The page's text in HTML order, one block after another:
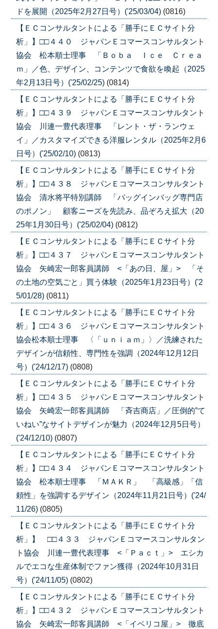
ドを展開（2025年2月27日号）('25/03/04) (0816)
【ＥＣコンサルタントによる「勝手にＥＣサイト分
析」】□□４４０ ジャパンＥコマースコンサルタント
協会 松本順士理事 「Ｂｏｂａ Ｉｃｅ Ｃｒｅａ
ｍ」／色、デザイン、コンテンツで食欲を喚起（2025
年2月13日号）('25/02/25) (0814)
【ＥＣコンサルタントによる「勝手にＥＣサイト分
析」】□□４３９ ジャパンＥコマースコンサルタント
協会 川連一豊代表理事 「レント・ザ・ランウェ
イ」／カスタマイズできる洋服レンタル（2025年2月6
日号）('25/02/10) (0813)
【ＥＣコンサルタントによる「勝手にＥＣサイト分
析」】□□４３８ ジャパンＥコマースコンサルタント
協会 清水将平特別講師 「バッグインバッグ専門店
のポノン」 顧客ニーズを先読み、品ぞろえ拡大（20
25年1月30日号）('25/02/04) (0812)
【ＥＣコンサルタントによる「勝手にＥＣサイト分
析」】□□４３７ ジャパンＥコマースコンサルタント
協会 矢崎宏一郎客員講師 <「あの日、屋」> 「そ
の土地の空気ごと」買う体験（2025年1月23日号）('2
5/01/28) (0811)
【ＥＣコンサルタントによる「勝手にＥＣサイト分
析」】□□４３６ ジャパンＥコマースコンサルタント
協会松本順士理事 〈「ｕｎｉａｍ」〉／洗練された
デザインが信頼性、専門性を強調（2024年12月12日
号）('24/12/17) (0808)
【ＥＣコンサルタントによる「勝手にＥＣサイト分
析」】□□４３５ ジャパンＥコマースコンサルタント
協会 矢崎宏一郎客員講師 「斉吉商店」／圧倒的”て
いねい”なサイトデザインが魅力（2024年12月5日号）
('24/12/10) (0807)
【ＥＣコンサルタントによる「勝手にＥＣサイト分
析」】□□４３４ ジャパンＥコマースコンサルタント
協会 松本順士理事 「ＭＡＫＲ」 「高級感」「信
頼性」を強調するデザイン（2024年11月21日号）('24/
11/26) (0805)
【ＥＣコンサルタントによる「勝手にＥＣサイト分
析」】 □□４３３ ジャパンＥコマースコンサルタン
ト協会 川連一豊代表理事 <「Ｐａｃｔ」> エシカ
ルでエコな生産体制でファン獲得（2024年10月31日
号）('24/11/05) (0802)
【ＥＣコンサルタントによる「勝手にＥＣサイト分
析」】□□４３２ ジャパンＥコマースコンサルタント
協会 矢崎宏一郎客員講師 <「イベリコ屋」> 徹底